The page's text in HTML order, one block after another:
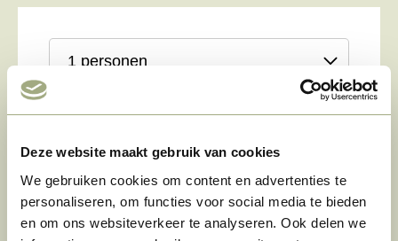
Deze website maakt gebruik van cookies
We gebruiken cookies om content en advertenties te
personaliseren, om functies voor social media te bieden
en om ons websiteverkeer te analyseren. Ook delen we
‹ ›
Zeitraum
jul. 31 jul. 01 aug 02 aug
03 aug
1 Nacht
– –
–